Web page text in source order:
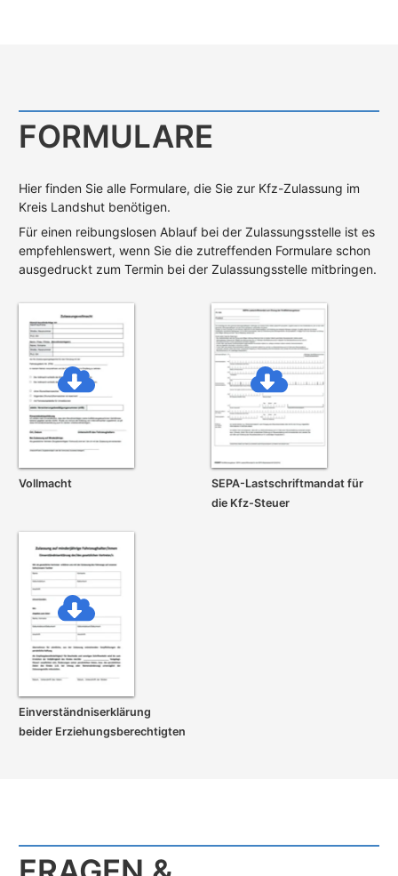
FORMULARE
Hier finden Sie alle Formulare, die Sie zur Kfz-Zulassung im
Kreis Landshut benötigen.
Für einen reibungslosen Ablauf bei der Zulassungsstelle ist es
empfehlenswert, wenn Sie die zutreffenden Formulare schon
ausgedruckt zum Termin bei der Zulassungsstelle mitbringen.
Vollmacht
SEPA-Lastschrift­mandat für
die Kfz-Steuer
Einverständnis­erklärung
beider Erziehungs­berechtigten